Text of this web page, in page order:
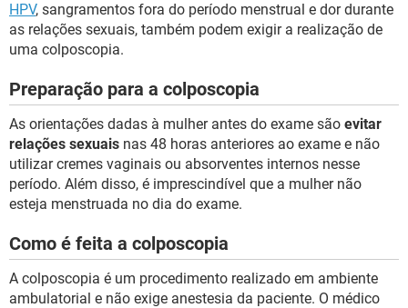
HPV, sangramentos fora do período menstrual e dor durante
as relações sexuais, também podem exigir a realização de
uma colposcopia.
Preparação para a colposcopia
As orientações dadas à mulher antes do exame são evitar
relações sexuais nas 48 horas anteriores ao exame e não
utilizar cremes vaginais ou absorventes internos nesse
período. Além disso, é imprescindível que a mulher não
esteja menstruada no dia do exame.
Como é feita a colposcopia
A colposcopia é um procedimento realizado em ambiente
ambulatorial e não exige anestesia da paciente. O médico